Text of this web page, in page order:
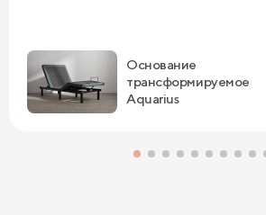
Основание
трансформируемое
Aquarius